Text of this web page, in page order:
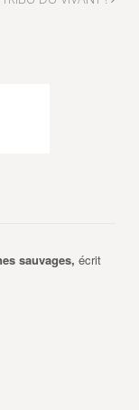
sauvages, écrit